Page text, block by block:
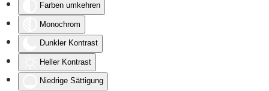
Farben umkehren
Monochrom
Dunkler Kontrast
Heller Kontrast
Niedrige Sättigung